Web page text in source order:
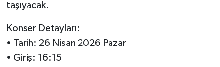
taşıyacak.
Konser Detayları:
• Tarih: 26 Nisan 2026 Pazar
• Giriş: 16:15